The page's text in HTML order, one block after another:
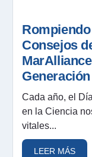
Consejos
Generación
Cada año, el
en la Ciencia
vitales...
LEER MÁS